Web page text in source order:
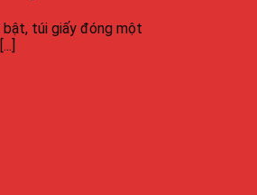
túi giấy đóng một